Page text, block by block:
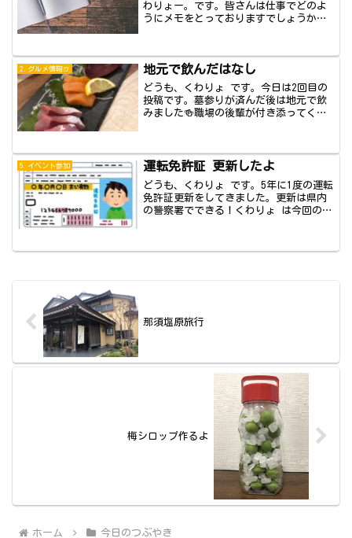
わりょー。です。皆さんは仕事でどのよ
うにメモをとっておりますでしょうか。
2.グルメ情報🍺 地元で飲んだはなし
どうも、くわりょ です。今日は2回目の
投稿です。墓参りが済んだ後は地元で飲
みました🍻職場の後輩が付き添ってくれ
5.イベント参加 運転免許証 更新したよ
どうも、くわりょ です。5年に1度の運転
免許証更新をしてきました。更新は県内
の警察署でできる！くわりょ は今回の更
那須塩原旅行
梅シロップ作るよ
ホーム 今日のつぶやき